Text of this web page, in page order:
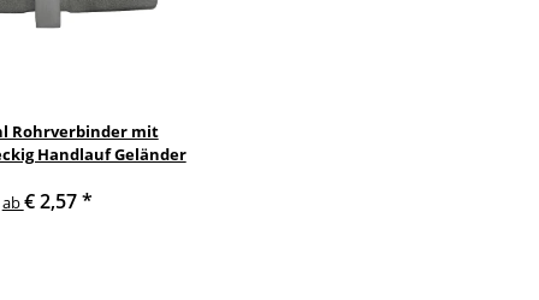
Rohrverbinder mit
Handlauf Geländer
ab€ 2,57*